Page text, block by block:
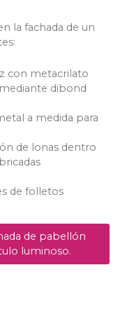
la fachada de un
con metacrilato
dibond
a medida para
de lonas dentro
de folletos
de pabellón
luminoso.